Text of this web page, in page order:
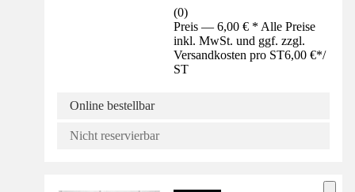
(0)
Preis — 6,00 € * Alle Preise
inkl. MwSt. und ggf. zzgl.
Versandkosten pro ST6,00 €*/
ST
Online bestellbar
Nicht reservierbar